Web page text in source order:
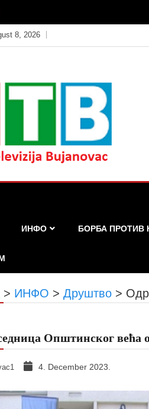
8, 2026
ИНФО БОРБА ПРОТИВ
> ИНФО > Друштво >
Општинског већа
4. December 2023.